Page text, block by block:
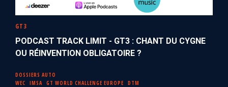
GT3
PODCAST TRACK LIMIT - GT3 : CHANT DU CYGNE
OU RÉINVENTION OBLIGATOIRE ?
DOSSIERS AUTO
WEC
IMSA GT WORLD CHALLENGE EUROPE
DTM